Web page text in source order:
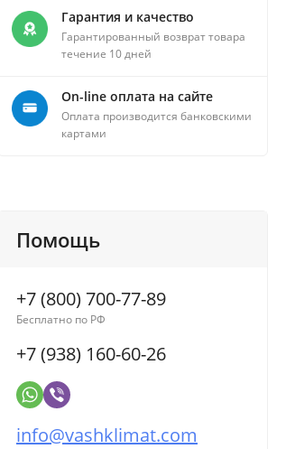
Гарантия и качество
Гарантированный возврат товара
течение 10 дней
On-line оплата на сайте
Оплата производится банковскими
картами
Помощь
+7 (800) 700-77-89
Бесплатно по РФ
+7 (938) 160-60-26
info@vashklimat.com